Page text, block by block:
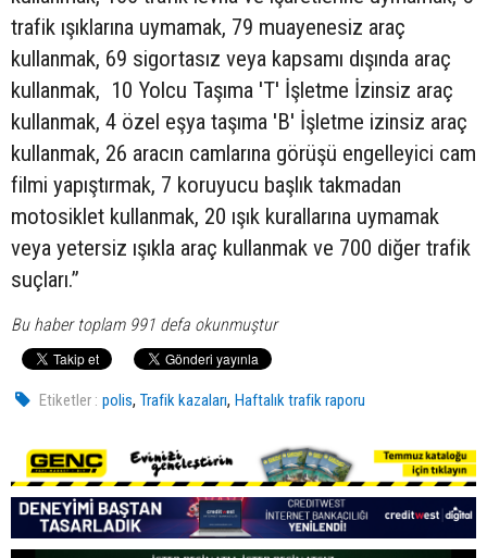
trafik ışıklarına uymamak, 79 muayenesiz araç
kullanmak, 69 sigortasız veya kapsamı dışında araç
kullanmak, 10 Yolcu Taşıma 'T' İşletme İzinsiz araç
kullanmak, 4 özel eşya taşıma 'B' İşletme izinsiz araç
kullanmak, 26 aracın camlarına görüşü engelleyici cam
filmi yapıştırmak, 7 koruyucu başlık takmadan
motosiklet kullanmak, 20 ışık kurallarına uymamak
veya yetersiz ışıkla araç kullanmak ve 700 diğer trafik
suçları.”
Bu haber toplam 991 defa okunmuştur
Etiketler : polis,Trafik kazaları,Haftalık trafik raporu